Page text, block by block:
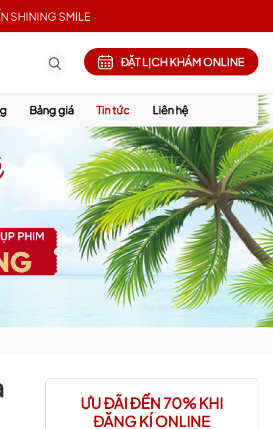
SHINING SMILE
ĐẶT LỊCH KHÁM ONLINE
Bảng giá Tin tức Liên hệ
ƯU ĐÃI ĐẾN 70% KHI
ĐĂNG KÍ ONLINE